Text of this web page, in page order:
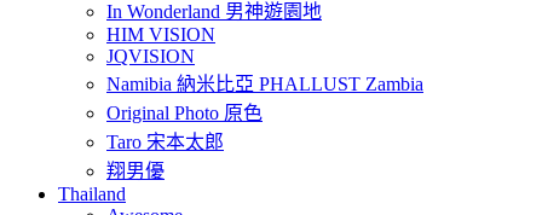
In Wonderland 男神遊園地
HIM VISION
JQVISION
Namibia 納米比亞 PHALLUST Zambia
Original Photo 原色
Taro 宋本太郎
翔男優
Thailand